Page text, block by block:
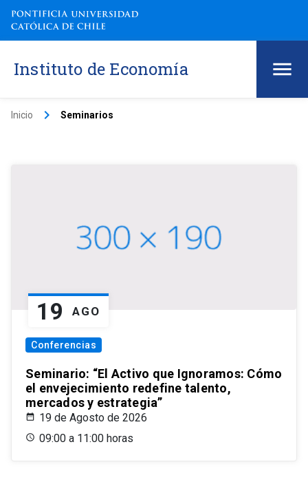
Instituto de Economía
Inicio keyboard_arrow_right Seminarios
19 AGO
Conferencias
Seminario: “El Activo que Ignoramos: Cómo
el envejecimiento redefine talento,
mercados y estrategia”
19 de Agosto de 2026
09:00 a 11:00 horas